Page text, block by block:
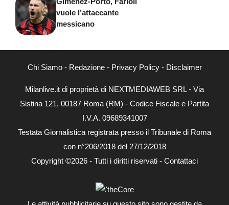
vuole l’attaccante
messicano
Chi Siamo- Redazione- Privacy Policy- Disclaimer
Milanlive.it di proprietà di NEXTMEDIAWEB SRL - Via
Sistina 121, 00187 Roma (RM) - Codice Fiscale e Partita
I.V.A. 09689341007
Testata Giornalistica registrata presso il Tribunale di Roma
con n°206/2018 del 27/12/2018
Copyright ©2026 - Tutti i diritti riservati - Contattaci